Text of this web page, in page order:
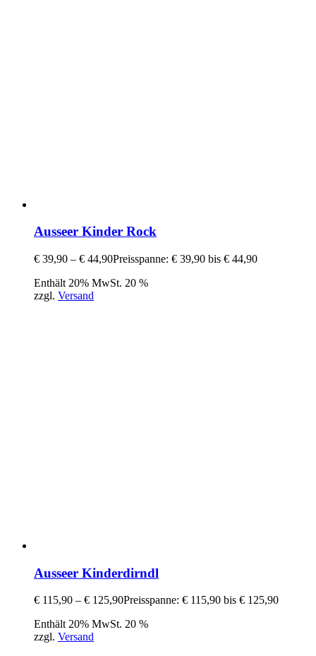
Ausseer Kinder Rock
€ 39,90 – € 44,90Preisspanne: € 39,90 bis € 44,90
Enthält 20% MwSt. 20 %
zzgl. Versand
Ausseer Kinderdirndl
€ 115,90 – € 125,90Preisspanne: € 115,90 bis € 125,90
Enthält 20% MwSt. 20 %
zzgl. Versand